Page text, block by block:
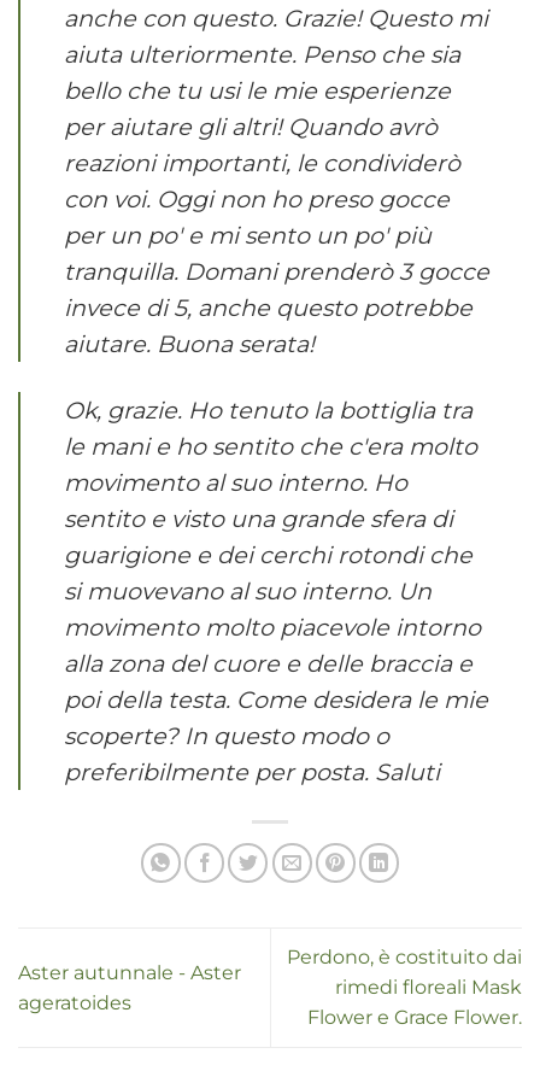
anche con questo. Grazie! Questo mi
aiuta ulteriormente. Penso che sia
bello che tu usi le mie esperienze
per aiutare gli altri! Quando avrò
reazioni importanti, le condividerò
con voi. Oggi non ho preso gocce
per un po' e mi sento un po' più
tranquilla. Domani prenderò 3 gocce
invece di 5, anche questo potrebbe
aiutare. Buona serata!
Ok, grazie. Ho tenuto la bottiglia tra
le mani e ho sentito che c'era molto
movimento al suo interno. Ho
sentito e visto una grande sfera di
guarigione e dei cerchi rotondi che
si muovevano al suo interno. Un
movimento molto piacevole intorno
alla zona del cuore e delle braccia e
poi della testa. Come desidera le mie
scoperte? In questo modo o
preferibilmente per posta. Saluti
Aster autunnale - Aster
ageratoides
Perdono, è costituito dai
rimedi floreali Mask
Flower e Grace Flower.